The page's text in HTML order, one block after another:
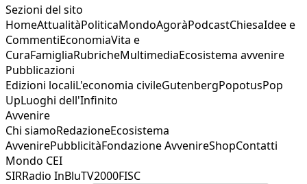
Sezioni del sito
HomeAttualitàPoliticaMondoAgoràPodcastChiesaIdee e
CommentiEconomiaVita e
CuraFamigliaRubricheMultimediaEcosistema avvenire
Pubblicazioni
Edizioni localiL'economia civileGutenbergPopotusPop
UpLuoghi dell'Infinito
Avvenire
Chi siamoRedazioneEcosistema
AvvenirePubblicitàFondazione AvvenireShopContatti
Mondo CEI
SIRRadio InBluTV2000FISC